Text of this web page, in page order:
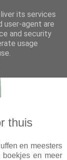
thuis
en meesters
boekjes en meer
its services
user-agent are
and security
usage